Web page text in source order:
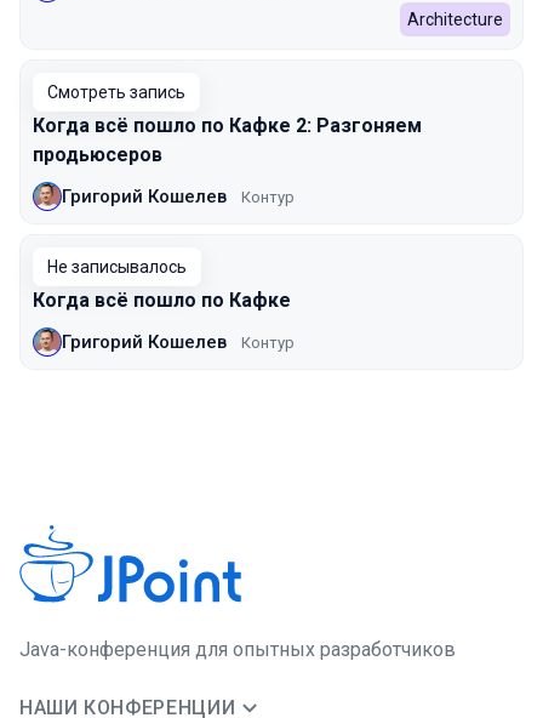
Architecture
Смотреть запись
Когда всё пошло по Кафке 2: Разгоняем
продьюсеров
Григорий Кошелев Контур
Не записывалось
Когда всё пошло по Кафке
Григорий Кошелев Контур
Java-конференция для опытных разработчиков
НАШИ КОНФЕРЕНЦИИ